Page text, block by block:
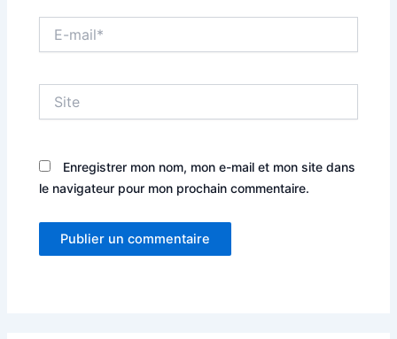
mail*
Enregistrer mon nom, mon e-mail et mon site dans
le navigateur pour mon prochain commentaire.